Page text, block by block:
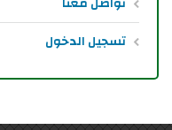
تسجيل الدخول